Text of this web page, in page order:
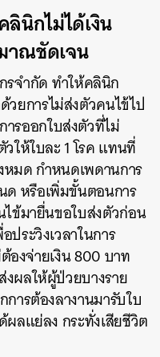
นิกไม่ได้เงิน
าณชัดเจน
จำกัด ทำให้คลินิก
ยการไม่ส่งตัวคนไข้ไป
ารออกใบส่งตัวที่ไม่
ให้ใบละ 1 โรค แทนที่
หมด กำหนดเพดานการ
หรือเพิ่มขั้นตอนการ
ไข้มายื่นขอใบส่งตัวก่อน
ระวิงเวลาในการ
ต้องจ่ายเงิน 800 บาท
ผลให้ผู้ป่วยบางราย
การต้องลางานมารับใบ
ผลแย่ลง กระทั่งเสียชีวิต